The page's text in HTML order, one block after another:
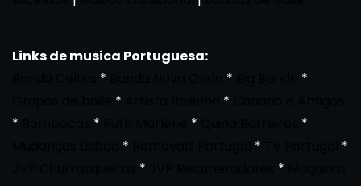
Links de musica Portuguesa:
* *
*
* *
*
* *
*
* *
*
* *